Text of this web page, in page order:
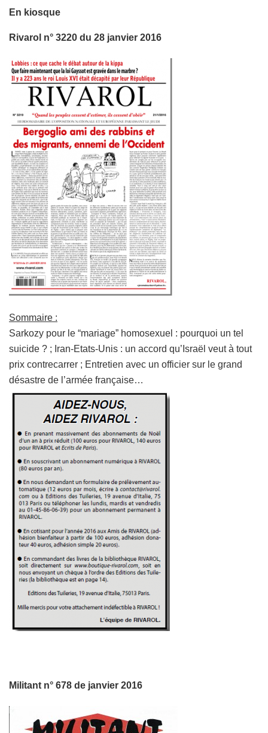
En kiosque
Rivarol n° 3220 du 28 janvier 2016
Sommaire :
Sarkozy pour le “mariage” homosexuel : pourquoi un tel
suicide ? ; Iran-Etats-Unis : un accord qu’Israël veut à tout
prix contrecarrer ; Entretien avec un officier sur le grand
désastre de l’armée française…
Militant n° 678 de janvier 2016